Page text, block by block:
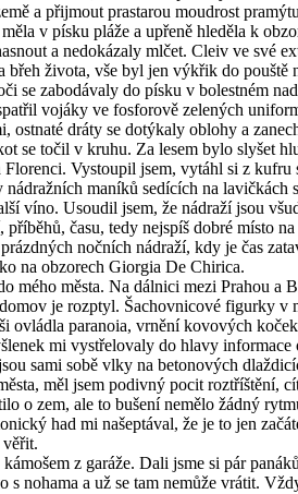
a přijmout prastarou moudrost
v písku pláže a upřeně hleděla k
a nedokázaly mlčet. Cleiv ve své
břeh života, vše byl jen výkřik do
se zabodávaly do písku v bolestném
vojáky ve fosforově zelených
ostnaté dráty se dotýkaly oblohy a
se točil v kruhu. Za lesem bylo slyšet
Florenci. Vystoupil jsem, vytáhl si z
maníků sedících na lavičkách
víno. Usoudil jsem, že nádraží jsou
času, tedy nejspíš dobré místo
nočních nádraží, kdy je čas
na obzorech Giorgia De Chirica.
mého města. Na dálnici mezi Prahou a
je rozptyl. Šachovnicové figurky v
ovládla paranoia, vrnění kovových
mi vystřelovaly do hlavy informace
sami sobě vlky na betonových
měl jsem podivný pocit roztříštění,
o zem, ale to bušení nemělo žádný
had mi našeptával, že je to jen
z garáže. Dali jsme si pár
s nohama a už se tam nemůže vrátit.